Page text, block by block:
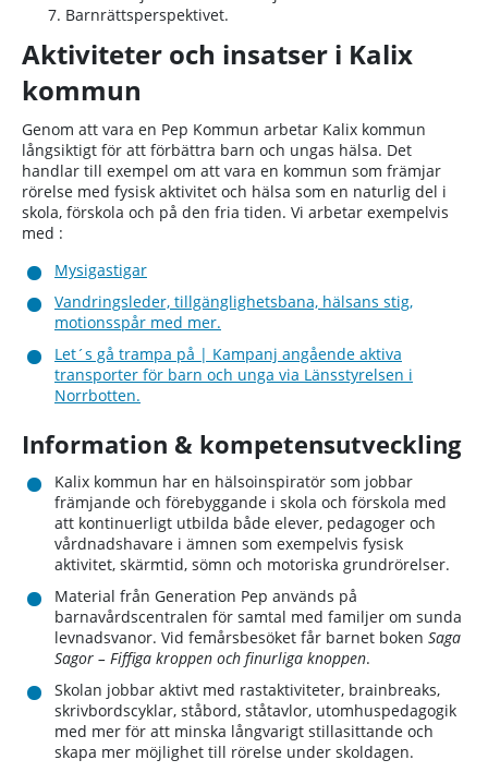
Barnrättsperspektivet.
Aktiviteter och insatser i Kalix
kommun
Genom att vara en Pep Kommun arbetar Kalix kommun
långsiktigt för att förbättra barn och ungas hälsa. Det
handlar till exempel om att vara en kommun som främjar
rörelse med fysisk aktivitet och hälsa som en naturlig del i
skola, förskola och på den fria tiden. Vi arbetar exempelvis
med :
Mysigastigar
Vandringsleder, tillgänglighetsbana, hälsans stig,
motionsspår med mer.
Let´s gå trampa på | Kampanj angående aktiva
transporter för barn och unga via Länsstyrelsen i
Norrbotten.
Information & kompetensutveckling
Kalix kommun har en hälsoinspiratör som jobbar
främjande och förebyggande i skola och förskola med
att kontinuerligt utbilda både elever, pedagoger och
vårdnadshavare i ämnen som exempelvis fysisk
aktivitet, skärmtid, sömn och motoriska grundrörelser.
Material från Generation Pep används på
barnavårdscentralen för samtal med familjer om sunda
levnadsvanor. Vid femårsbesöket får barnet boken Saga
Sagor – Fiffiga kroppen och finurliga knoppen.
Skolan jobbar aktivt med rastaktiviteter, brainbreaks,
skrivbordscyklar, ståbord, ståtavlor, utomhuspedagogik
med mer för att minska långvarigt stillasittande och
skapa mer möjlighet till rörelse under skoldagen.